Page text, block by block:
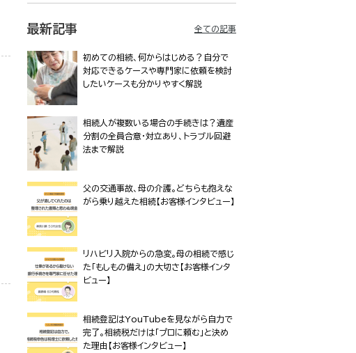
最新記事 全ての記事
初めての相続、何からはじめる？自分で
対応できるケースや専門家に依頼を検討
したいケースも分かりやすく解説
相続人が複数いる場合の手続きは？遺産
分割の全員合意・対立あり、トラブル回避
法まで解説
父の交通事故、母の介護。どちらも抱えな
がら乗り越えた相続【お客様インタビュー】
リハビリ入院からの急変。母の相続で感じ
た「もしもの備え」の大切さ【お客様インタ
ビュー】
相続登記はYouTubeを見ながら自力で
完了。相続税だけは「プロに頼む」と決め
た理由【お客様インタビュー】